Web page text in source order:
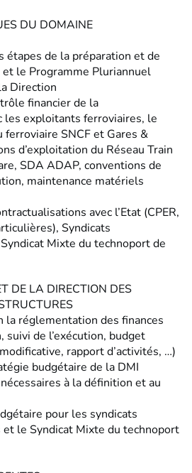
DU DOMAINE
de la préparation et de
et le Programme Pluriannuel
Direction
financier de la
les exploitants ferroviaires, le
SNCF et Gares &
d’exploitation du Réseau Train
SDA ADAP, conventions de
maintenance matériels
avec l’Etat (CPER,
Syndicats
Mixte du technoport de
DE LA DIRECTION DES
réglementation des finances
suivi de l’exécution, budget
rapport d’activités, …)
budgétaire de la DMI
à la définition et au
pour les syndicats
le Syndicat Mixte du technoport